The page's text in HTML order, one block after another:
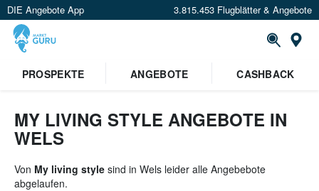
DIE Angebote App 3.815.453 Flugblätter & Angebote
PROSPEKTE
ANGEBOTE CASHBACK
MY LIVING STYLE ANGEBOTE IN
WELS
Von My living style sind in Wels leider alle Angebebote
abgelaufen.